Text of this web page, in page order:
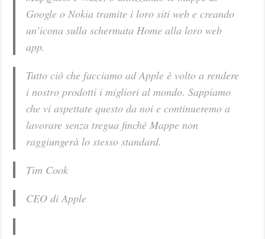
Google o Nokia tramite i loro siti web e creando
un’icona sulla schermata Home alla loro web
app.
Tutto ciò che facciamo ad Apple è volto a rendere
i nostro prodotti i migliori al mondo. Sappiamo
che vi aspettate questo da noi e continueremo a
lavorare senza tregua finché Mappe non
raggiungerà lo stesso standard.
Tim Cook
CEO di Apple